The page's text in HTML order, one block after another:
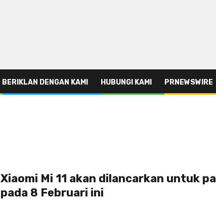
BERIKLAN DENGAN KAMI HUBUNGI KAMI PRNEWSWIRE
Xiaomi Mi 11 akan dilancarkan untuk
pada 8 Februari ini